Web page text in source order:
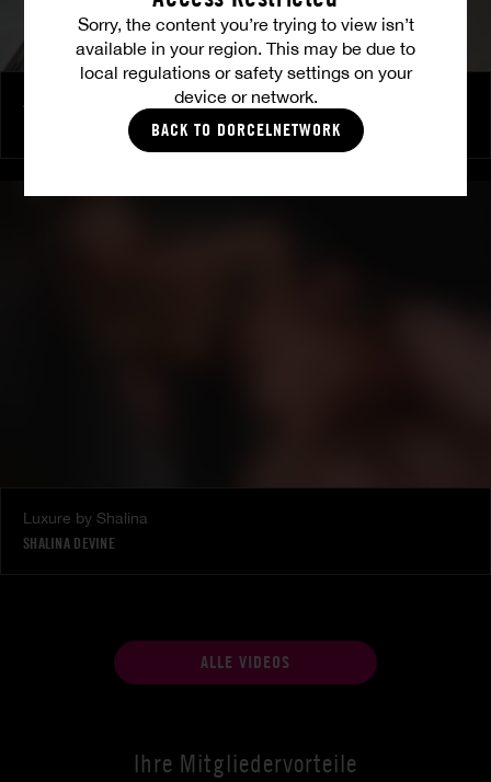
Sorry, the content you’re trying to view isn’t
available in your region. This may be due to
local regulations or safety settings on your
device or network.
BACK TO DORCELNETWORK
Auf frischer Tat
Luxure by Shalina
SHALINA DEVINE
ALLE VIDEOS
Ihre Mitgliedervorteile